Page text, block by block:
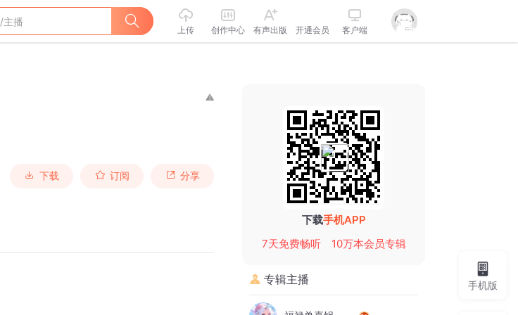
上传 创作中心 有声出版 开通会员 客户端
下载 订阅 分享
下载手机APP
7天免费畅听
10万本会员专辑
专辑主播 手机版